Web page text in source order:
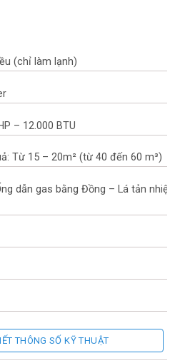
(chỉ làm lạnh)
– 12.000 BTU
Từ 15 – 20m² (từ 40 đến 60 m³)
dẫn gas bằng Đồng – Lá tản nhiệt
suất năng lượng 4.62)
THÔNG SỐ KỸ THUẬT